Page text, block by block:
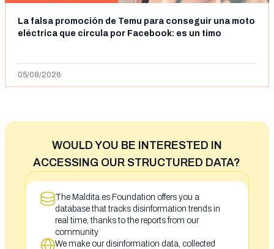
La falsa promoción de Temu para conseguir una moto
eléctrica que circula por Facebook: es un timo
05/08/2026
WOULD YOU BE INTERESTED IN
ACCESSING OUR STRUCTURED DATA?
The Maldita.es Foundation offers you a
database that tracks disinformation trends in
real time, thanks to the reports from our
community
We make our disinformation data, collected